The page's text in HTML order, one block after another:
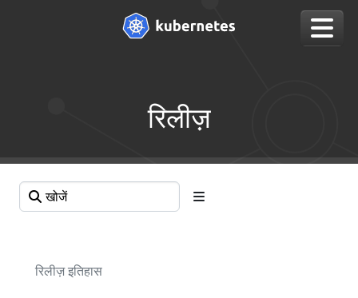
रिलीज़
रिलीज़ इतिहास